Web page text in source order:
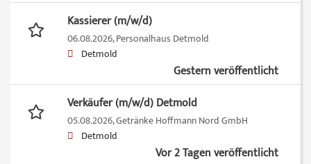
Kassierer (m/w/d)
06.08.2026,Personalhaus Detmold
Detmold
Gestern veröffentlicht
Verkäufer (m/w/d) Detmold
05.08.2026,Getränke Hoffmann Nord GmbH
Detmold
Vor 2 Tagen veröffentlicht